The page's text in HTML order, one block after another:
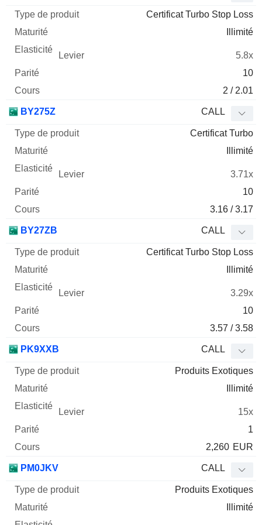
Certificat Turbo Stop Loss
Illimité
5.8x
10
2 / 2.01
BY275Z CALL
Certificat Turbo
Illimité
3.71x
10
3.16 / 3.17
BY27ZB CALL
Certificat Turbo Stop Loss
Illimité
3.29x
10
3.57 / 3.58
PK9XXB CALL
Produits Exotiques
Illimité
15x
1
2,260 EUR
PM0JKV CALL
Produits Exotiques
Illimité